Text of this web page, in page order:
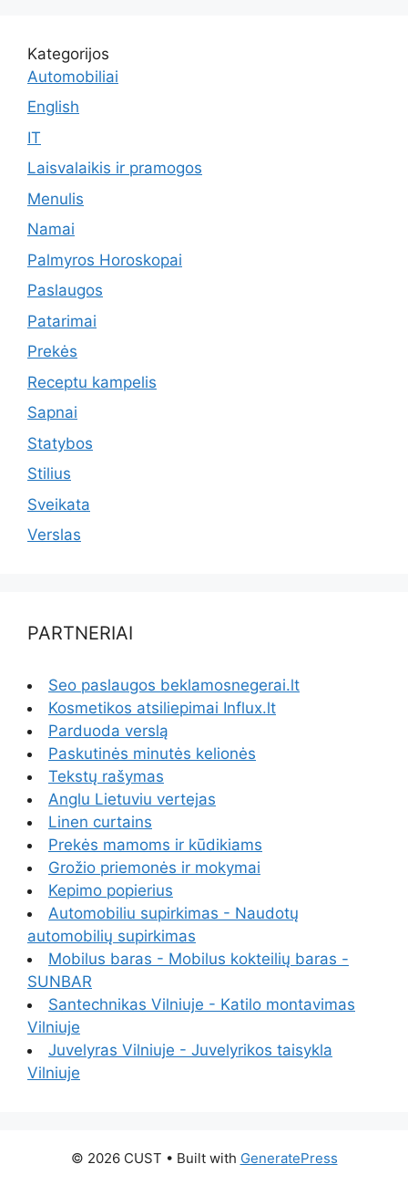
Kategorijos
Automobiliai
English
IT
Laisvalaikis ir pramogos
Menulis
Namai
Palmyros Horoskopai
Paslaugos
Patarimai
Prekės
Receptu kampelis
Sapnai
Statybos
Stilius
Sveikata
Verslas
PARTNERIAI
Seo paslaugos beklamosnegerai.lt
Kosmetikos atsiliepimai Influx.lt
Parduoda verslą
Paskutinės minutės kelionės
Tekstų rašymas
Anglu Lietuviu vertejas
Linen curtains
Prekės mamoms ir kūdikiams
Grožio priemonės ir mokymai
Kepimo popierius
Automobiliu supirkimas - Naudotų
automobilių supirkimas
Mobilus baras - Mobilus kokteilių baras -
SUNBAR
Santechnikas Vilniuje - Katilo montavimas
Vilniuje
Juvelyras Vilniuje - Juvelyrikos taisykla
Vilniuje
© 2026 CUST • Built with GeneratePress